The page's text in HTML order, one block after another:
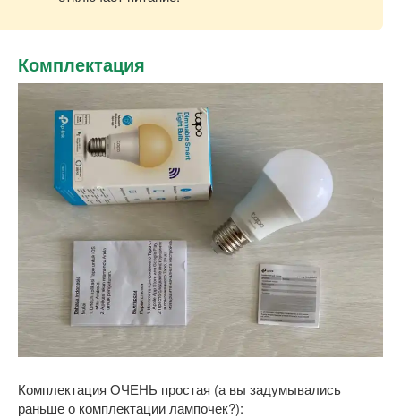
Комплектация
Комплектация ОЧЕНЬ простая (а вы задумывались
раньше о комплектации лампочек?):